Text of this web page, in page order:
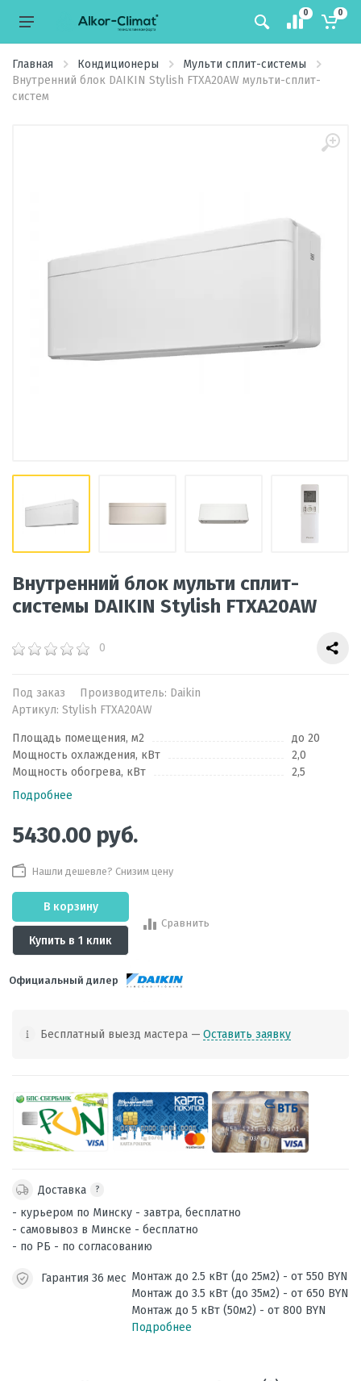
0 0
Главная Кондиционеры
Мульти сплит-системы
Внутренний блок DAIKIN Stylish FTXA20AW мульти-сплит-
систем
Внутренний блок мульти сплит-
системы DAIKIN Stylish FTXA20AW
0
Под заказ Производитель: Daikin
Артикул: Stylish FTXA20AW
Площадь помещения, м2
до 20
Мощность охлаждения, кВт
2,0
Мощность обогрева, кВт
2,5
Подробнее
5430.00 руб.
Нашли дешевле? Снизим цену
В корзину
Купить в 1 клик
Сравнить
Официальный дилер
Бесплатный выезд мастера — Оставить заявку
Доставка ?
- курьером по Минску - завтра, бесплатно
- самовывоз в Минске - бесплатно
- по РБ - по согласованию
Гарантия 36 мес Монтаж до 2.5 кВт (до 25м2) - от 550 BYN
Монтаж до 3.5 кВт (до 35м2) - от 650 BYN
Монтаж до 5 кВт (50м2) - от 800 BYN
Подробнее